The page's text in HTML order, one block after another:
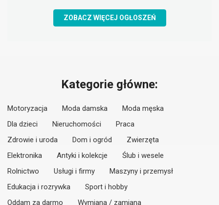
ZOBACZ WIĘCEJ OGŁOSZEŃ
Kategorie główne:
Motoryzacja Moda damska
Moda męska
Dla dzieci
Nieruchomości
Praca
Zdrowie i uroda
Dom i ogród
Zwierzęta
Elektronika
Antyki i kolekcje
Ślub i wesele
Rolnictwo
Usługi i firmy
Maszyny i przemysł
Edukacja i rozrywka
Sport i hobby
Oddam za darmo
Wymiana / zamiana